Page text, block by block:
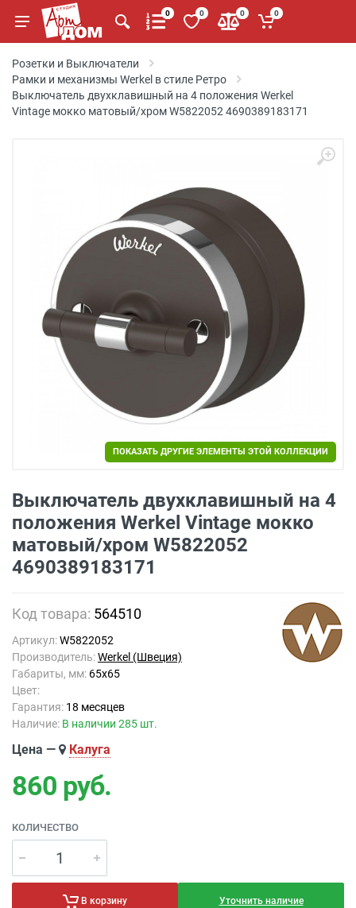
0 0 0 0
Розетки и Выключатели
Рамки и механизмы Werkel в стиле Ретро
Выключатель двухклавишный на 4 положения Werkel
Vintage мокко матовый/хром W5822052 4690389183171
ПОКАЗАТЬ ДРУГИЕ ЭЛЕМЕНТЫ ЭТОЙ КОЛЛЕКЦИИ
Выключатель двухклавишный на 4
положения Werkel Vintage мокко
матовый/хром W5822052
4690389183171
Код товара: 564510
Артикул:W5822052
Производитель:Werkel (Швеция)
Габариты, мм: 65x65
Цвет:
Гарантия: 18 месяцев
Наличие: В наличии 285 шт.
Цена — Калуга
860 руб.
КОЛИЧЕСТВО
В корзину Уточнить наличие